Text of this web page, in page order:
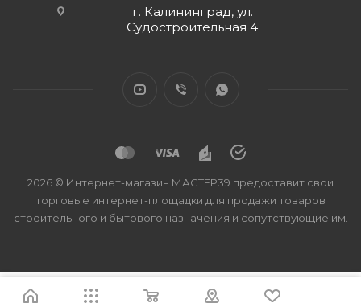
г. Калининград, ул.
Судостроительная 4
2026 © Интернет-магазин МАСТЕР39 предоставит свои
торговые интернет-площадки для продажи товаров
строительного и бытового назначения и сопутствующие им.